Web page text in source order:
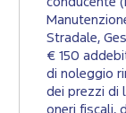
conducente
Stradale,
€ 150
di noleggio
dei prezzi di
oneri fiscali,